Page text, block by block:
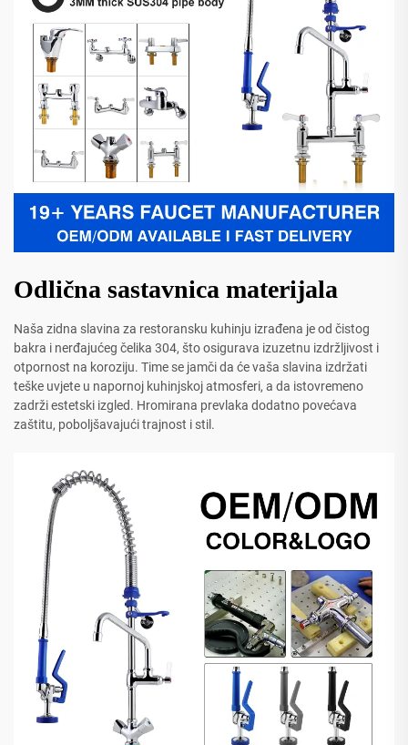
Odlična sastavnica materijala
Naša zidna slavina za restoransku kuhinju izrađena je od čistog
bakra i nerđajućeg čelika 304, što osigurava izuzetnu izdržljivost i
otpornost na koroziju. Time se jamči da će vaša slavina izdržati
teške uvjete u napornoj kuhinjskoj atmosferi, a da istovremeno
zadrži estetski izgled. Hromirana prevlaka dodatno povećava
zaštitu, poboljšavajući trajnost i stil.